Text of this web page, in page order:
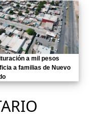
a mil pesos
a familias de Nuevo